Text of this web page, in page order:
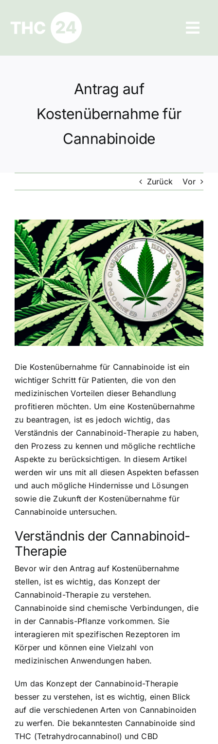
springen
Ratgeber
Hilfe und Kontakt
Datenschutz
Antrag auf
Kostenübernahme für
Cannabinoide
Zurück Vor
Zeige
grösseres
Bild
Die Kostenübernahme für Cannabinoide ist ein
wichtiger Schritt für Patienten, die von den
medizinischen Vorteilen dieser Behandlung
profitieren möchten. Um eine Kostenübernahme
zu beantragen, ist es jedoch wichtig, das
Verständnis der Cannabinoid-Therapie zu haben,
den Prozess zu kennen und mögliche rechtliche
Aspekte zu berücksichtigen. In diesem Artikel
werden wir uns mit all diesen Aspekten befassen
und auch mögliche Hindernisse und Lösungen
sowie die Zukunft der Kostenübernahme für
Cannabinoide untersuchen.
Verständnis der Cannabinoid-
Therapie
Bevor wir den Antrag auf Kostenübernahme
stellen, ist es wichtig, das Konzept der
Cannabinoid-Therapie zu verstehen.
Cannabinoide sind chemische Verbindungen, die
in der Cannabis-Pflanze vorkommen. Sie
interagieren mit spezifischen Rezeptoren im
Körper und können eine Vielzahl von
medizinischen Anwendungen haben.
Um das Konzept der Cannabinoid-Therapie
besser zu verstehen, ist es wichtig, einen Blick
auf die verschiedenen Arten von Cannabinoiden
zu werfen. Die bekanntesten Cannabinoide sind
THC (Tetrahydrocannabinol) und CBD